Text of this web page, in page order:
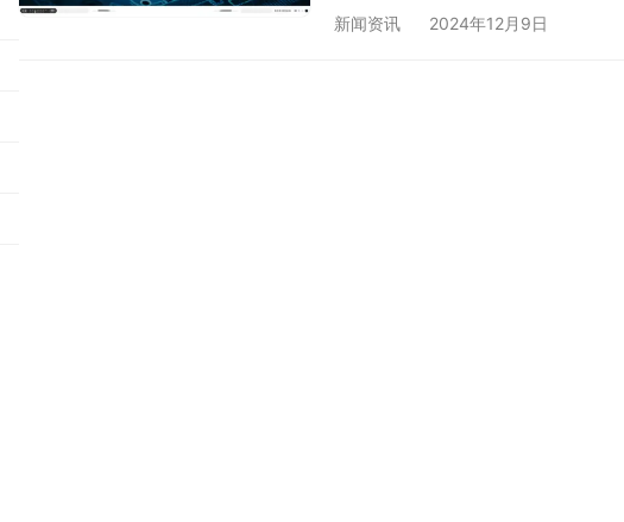
相关应用，特点如下： RV1103 &
新闻资讯 2024年12月9日